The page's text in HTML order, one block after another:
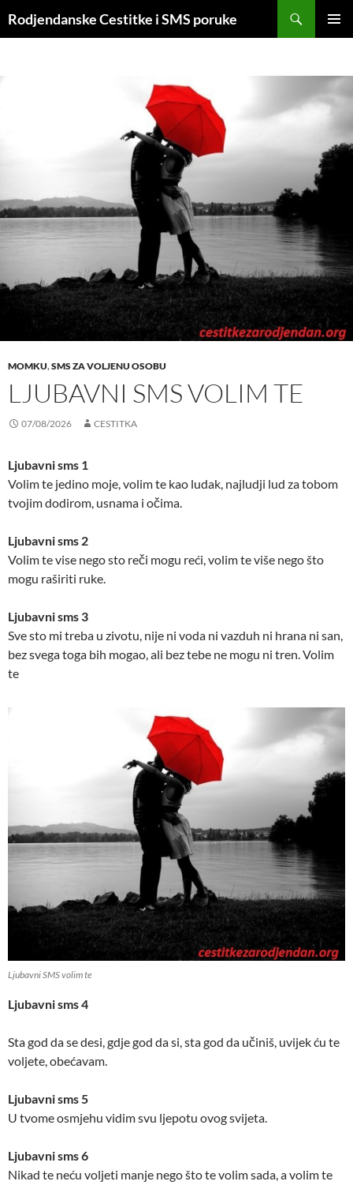
toRodjendanske Cestitke i SMS poruke
MOMKU,SMS ZA VOLJENU OSOBU
LJUBAVNI SMS VOLIM TE
07/08/2026 CESTITKA
Ljubavni sms 1
Volim te jedino moje, volim te kao ludak, najludji lud za tobom
tvojim dodirom, usnama i očima.
Ljubavni sms 2
Volim te vise nego sto reči mogu reći, volim te više nego što
mogu raširiti ruke.
Ljubavni sms 3
Sve sto mi treba u zivotu, nije ni voda ni vazduh ni hrana ni san,
bez svega toga bih mogao, ali bez tebe ne mogu ni tren. Volim
te
Ljubavni SMS volim te
Ljubavni sms 4
Sta god da se desi, gdje god da si, sta god da učiniš, uvijek ću te
voljete, obećavam.
Ljubavni sms 5
U tvome osmjehu vidim svu ljepotu ovog svijeta.
Ljubavni sms 6
Nikad te neću voljeti manje nego što te volim sada, a volim te